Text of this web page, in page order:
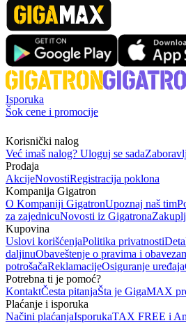
Isporuka
Šok cene i promocije
Korisnički nalog
Već imaš nalog? Uloguj se sada
Prodaja
AkcijeNovostiRegistracija poklona
Kompanija Gigatron
O Kompaniji GigatronUpoznaj naš tim
za zajednicuNovosti iz Gigatrona
Kupovina
Uslovi korišćenjaPolitika privatnosti
daljinuObaveštenje o pravima i
potrošačaReklamacijeOsiguranje uređaja
Potrebna ti je pomoć?
KontaktČesta pitanjaŠta je GigaMAX
Plaćanje i isporuka
Načini plaćanjaIsporukaTAX FREE i